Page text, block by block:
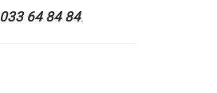
033 64 84 84.